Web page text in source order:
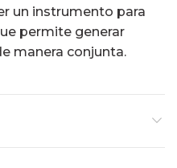
un instrumento para
permite generar
manera conjunta.